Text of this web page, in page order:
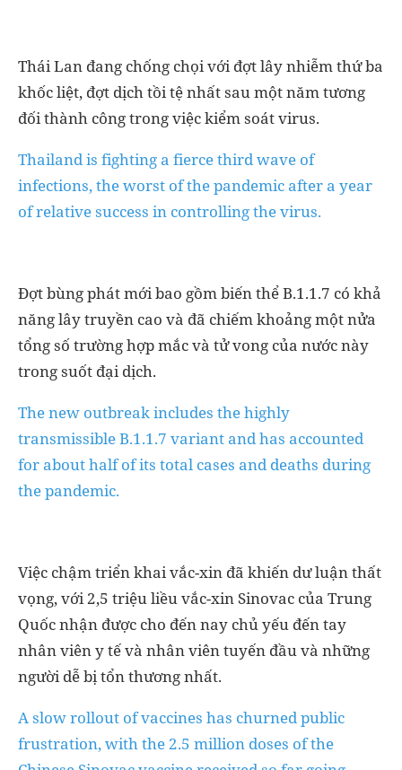
Thái Lan đang chống chọi với đợt lây nhiễm thứ ba
khốc liệt, đợt dịch tồi tệ nhất sau một năm tương
đối thành công trong việc kiểm soát virus.
Thailand is fighting a fierce third wave of
infections, the worst of the pandemic after a year
of relative success in controlling the virus.
Đợt bùng phát mới bao gồm biến thể B.1.1.7 có khả
năng lây truyền cao và đã chiếm khoảng một nửa
tổng số trường hợp mắc và tử vong của nước này
trong suốt đại dịch.
The new outbreak includes the highly
transmissible B.1.1.7 variant and has accounted
for about half of its total cases and deaths during
the pandemic.
Việc chậm triển khai vắc-xin đã khiến dư luận thất
vọng, với 2,5 triệu liều vắc-xin Sinovac của Trung
Quốc nhận được cho đến nay chủ yếu đến tay
nhân viên y tế và nhân viên tuyến đầu và những
người dễ bị tổn thương nhất.
A slow rollout of vaccines has churned public
frustration, with the 2.5 million doses of the